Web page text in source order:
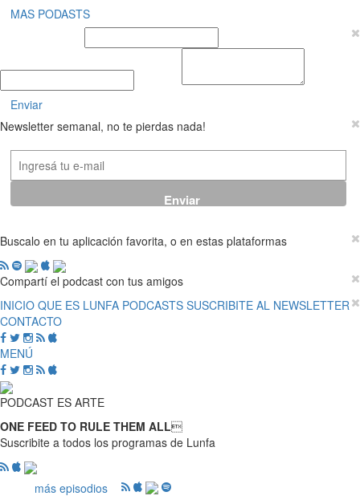
MAS PODASTS
Enviar
Newsletter semanal, no te pierdas nada!
Buscalo en tu aplicación favorita, o en estas plataformas
Compartí el podcast con tus amigos
INICIO QUE ES LUNFA PODCASTS SUSCRIBITE AL NEWSLETTER
CONTACTO
MENÚ
PODCAST ES ARTE
ONE FEED TO RULE THEM ALL
Suscribite a todos los programas de Lunfa
más episodios